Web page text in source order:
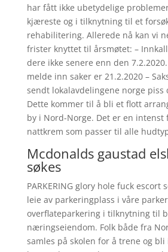
har fått ikke ubetydelige
kjæreste og i tilknytning til et
rehabilitering. Allerede nå kan vi
frister knyttet til årsmøtet: –
dere ikke senere enn den
melde inn saker er 21.2.2020 –
sendt lokalavdelingene norge piss
Dette kommer til å bli et flott
by i Nord-Norge. Det er en intenst
nattkrem som passer til alle
Mcdonalds gaustad
søkes
PARKERING glory hole fuck escort
leie av parkeringplass i våre
overflateparkering i tilknytning til
næringseiendom. Folk både fra
samles på skolen for å trene og